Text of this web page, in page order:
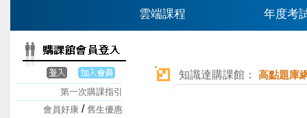
雲端課程 年度考
第一次購課指引
會員好康 / 舊生優惠
知識達購課館： 高點題庫